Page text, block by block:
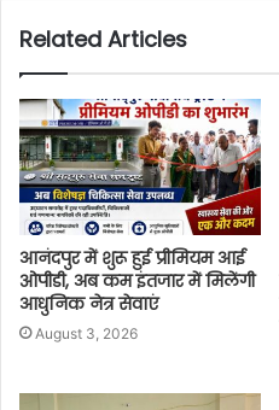
Related Articles
आनंदपुर में शुरू हुई प्रीमियम आई
ओपीडी, अब कम इंतजार में मिलेंगी
आधुनिक नेत्र सेवाएं
August 3, 2026